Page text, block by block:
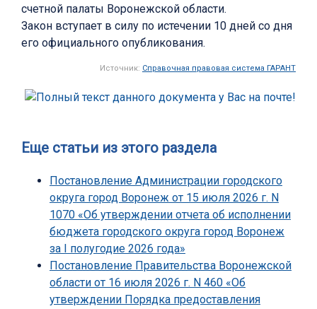
счетной палаты Воронежской области.
Закон вступает в силу по истечении 10 дней со дня
его официального опубликования.
Источник: Справочная правовая система ГАРАНТ
Еще статьи из этого раздела
Постановление Администрации городского
округа город Воронеж от 15 июля 2026 г. N
1070 «Об утверждении отчета об исполнении
бюджета городского округа город Воронеж
за I полугодие 2026 года»
Постановление Правительства Воронежской
области от 16 июля 2026 г. N 460 «Об
утверждении Порядка предоставления